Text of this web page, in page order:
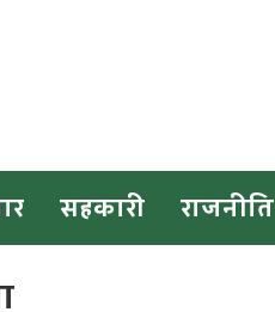
सहकारी राजनीति